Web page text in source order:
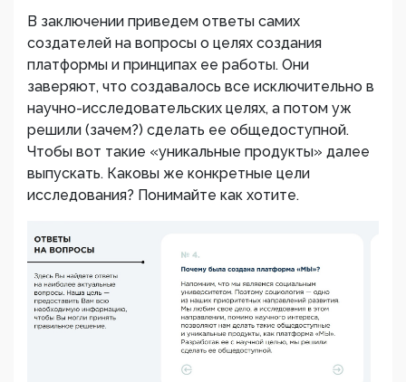
В заключении приведем ответы самих
создателей на вопросы о целях создания
платформы и принципах ее работы. Они
заверяют, что создавалось все исключительно в
научно-исследовательских целях, а потом уж
решили (зачем?) сделать ее общедоступной.
Чтобы вот такие «уникальные продукты» далее
выпускать. Каковы же конкретные цели
исследования? Понимайте как хотите.